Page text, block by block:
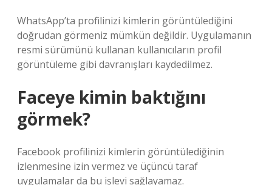
WhatsApp’ta profilinizi kimlerin görüntülediğini
doğrudan görmeniz mümkün değildir. Uygulamanın
resmi sürümünü kullanan kullanıcıların profil
görüntüleme gibi davranışları kaydedilmez.
Faceye kimin baktığını
görmek?
Facebook profilinizi kimlerin görüntülediğinin
izlenmesine izin vermez ve üçüncü taraf
uygulamalar da bu işlevi sağlayamaz.